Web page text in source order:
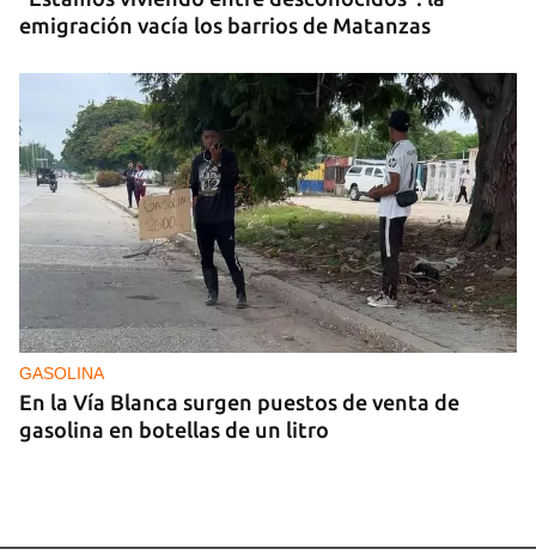
emigración vacía los barrios de Matanzas
GASOLINA
En la Vía Blanca surgen puestos de venta de
gasolina en botellas de un litro